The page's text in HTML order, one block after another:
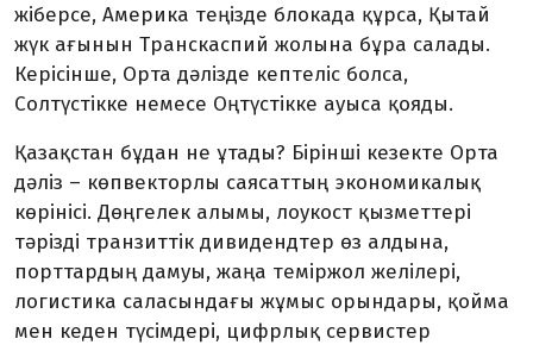
жіберсе, Америка теңізде блокада құрса, Қытай
жүк ағынын Транскаспий жолына бұра салады.
Керісінше, Орта дәлізде кептеліс болса,
Солтүстікке немесе Оңтүстікке ауыса қояды.
Қазақстан бұдан не ұтады? Бірінші кезекте Орта
дәліз – көпвекторлы сая­саттың экономикалық
көрінісі. Дөңге­лек алымы, лоукост қызметтері
тәрізді транзиттік дивидендтер өз алдына,
порттардың дамуы, жаңа теміржол желілері,
логистика саласындағы жұмыс орындары, қойма
мен кеден түсімдері, цифрлық сервистер